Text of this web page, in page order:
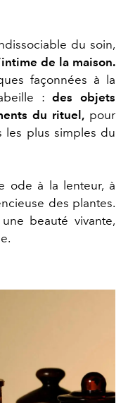
du soin,
de la maison.
façonnées à la
:des objets
du rituel, pour
les plus simples du
ode à la lenteur, à
des plantes.
beauté vivante,